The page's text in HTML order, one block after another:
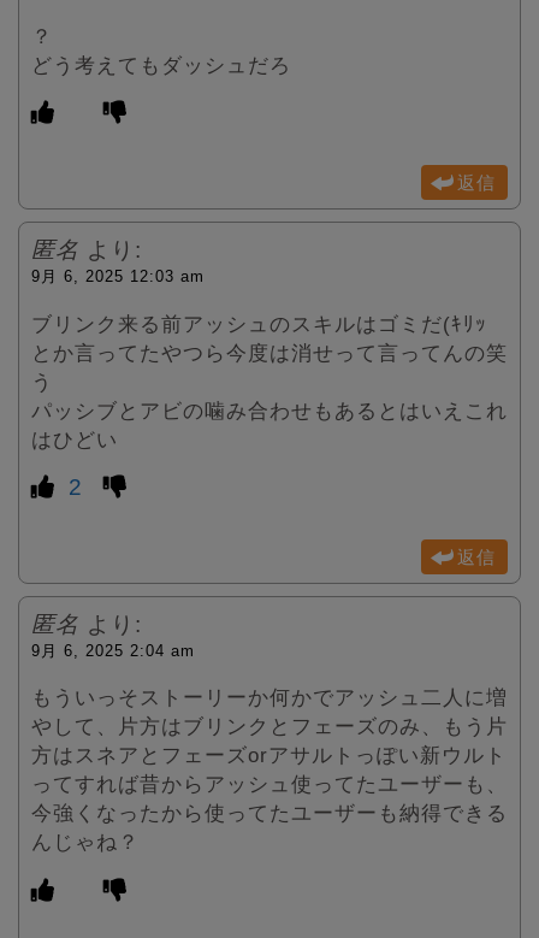
？
どう考えてもダッシュだろ
返信
匿名 より:
9月 6, 2025 12:03 am
ブリンク来る前アッシュのスキルはゴミだ(ｷﾘｯ
とか言ってたやつら今度は消せって言ってんの笑
う
パッシブとアビの噛み合わせもあるとはいえこれ
はひどい
2
返信
匿名 より:
9月 6, 2025 2:04 am
もういっそストーリーか何かでアッシュ二人に増
やして、片方はブリンクとフェーズのみ、もう片
方はスネアとフェーズorアサルトっぽい新ウルト
ってすれば昔からアッシュ使ってたユーザーも、
今強くなったから使ってたユーザーも納得できる
んじゃね？